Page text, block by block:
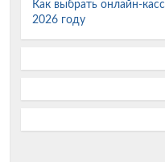
Как выбрать онлайн-
2026 году